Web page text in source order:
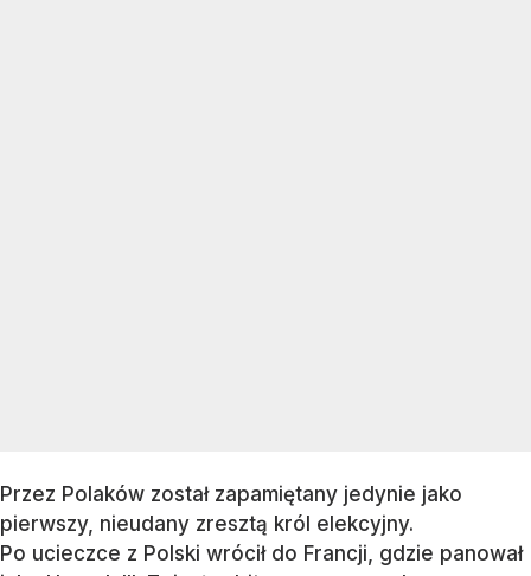
Przez Polaków został zapamiętany jedynie jako
pierwszy, nieudany zresztą król elekcyjny.
Po ucieczce z Polski wrócił do Francji, gdzie panował